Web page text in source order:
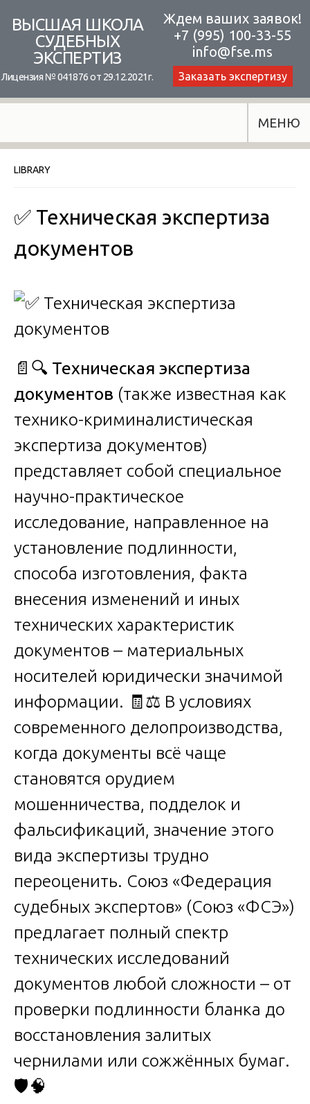
content
ВЫСШАЯ ШКОЛА
СУДЕБНЫХ
ЭКСПЕРТИЗ
Лицензия № 041876 от 29.12.2021г.
Ждем ваших заявок!
+7 (995) 100-33-55
info@fse.ms
Заказать экспертизу
МЕНЮ
LIBRARY
✅ Техническая экспертиза
документов
📄🔍 Техническая экспертиза
документов (также известная как
технико-криминалистическая
экспертиза документов)
представляет собой специальное
научно-практическое
исследование, направленное на
установление подлинности,
способа изготовления, факта
внесения изменений и иных
технических характеристик
документов – материальных
носителей юридически значимой
информации. 🧾⚖️ В условиях
современного делопроизводства,
когда документы всё чаще
становятся орудием
мошенничества, подделок и
фальсификаций, значение этого
вида экспертизы трудно
переоценить. Союз «Федерация
судебных экспертов» (Союз «ФСЭ»)
предлагает полный спектр
технических исследований
документов любой сложности – от
проверки подлинности бланка до
восстановления залитых
чернилами или сожжённых бумаг.
🛡️🧠